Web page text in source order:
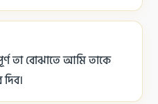
তা বোঝাতে আমি তাকে